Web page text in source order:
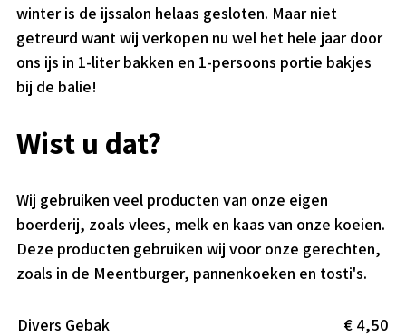
winter is de ijssalon helaas gesloten. Maar niet
getreurd want wij verkopen nu wel het hele jaar door
ons ijs in 1-liter bakken en 1-persoons portie bakjes
bij de balie!
Wist u dat?
Wij gebruiken veel producten van onze eigen
boerderij, zoals vlees, melk en kaas van onze koeien.
Deze producten gebruiken wij voor onze gerechten,
zoals in de Meentburger, pannenkoeken en tosti's.
Divers Gebak
€ 4,50